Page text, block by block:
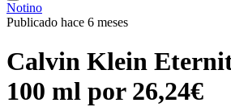
Notino
Publicado hace 6 meses
Calvin Klein
100 ml por 26,24€